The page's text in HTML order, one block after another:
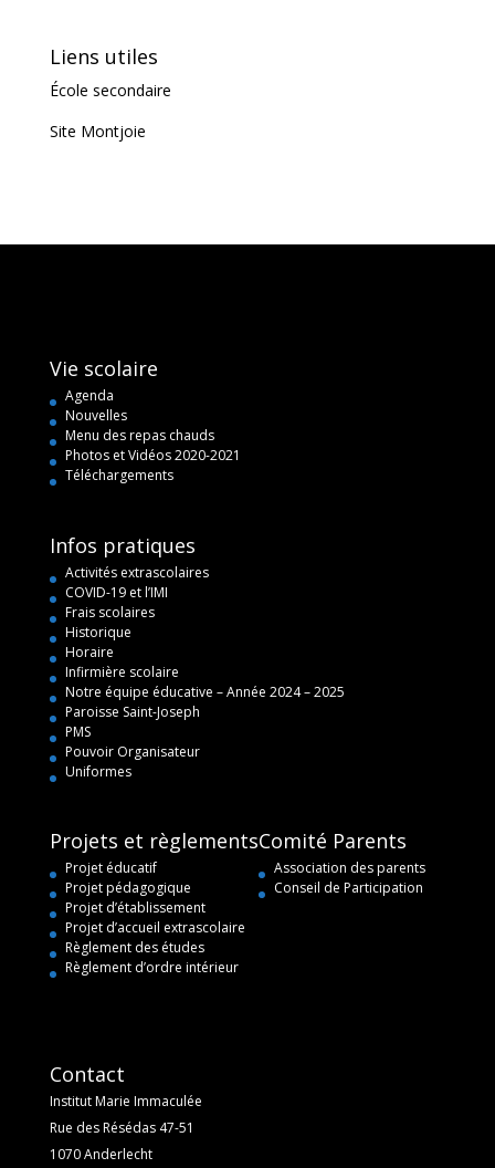
Liens utiles
École secondaire
Site Montjoie
Vie scolaire
Agenda
Nouvelles
Menu des repas chauds
Photos et Vidéos 2020-2021
Téléchargements
Infos pratiques
Activités extrascolaires
COVID-19 et l’IMI
Frais scolaires
Historique
Horaire
Infirmière scolaire
Notre équipe éducative – Année 2024 – 2025
Paroisse Saint-Joseph
PMS
Pouvoir Organisateur
Uniformes
Projets et règlements
Projet éducatif
Projet pédagogique
Projet d’établissement
Projet d’accueil extrascolaire
Règlement des études
Règlement d’ordre intérieur
Comité Parents
Association des parents
Conseil de Participation
Contact
Institut Marie Immaculée
Rue des Résédas 47-51
1070 Anderlecht